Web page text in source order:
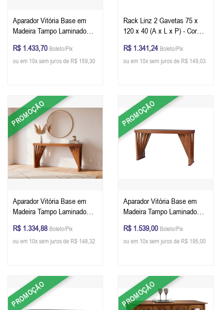
Aparador Vitória Base em
Madeira Tampo Laminado
Pinhão
R$ 1.433,70 Boleto/Pix
ou em 10x sem juros de R$ 159,30
Rack Linz 2 Gavetas 75 x
120 x 40 (A x L x P) - Cor
R$ 1.341,24 Boleto/Pix
ou em 10x sem juros de R$ 149,03
PROMOÇÃO
Aparador Vitória Base em
Madeira Tampo Laminado
Pinhão
R$ 1.334,88 Boleto/Pix
ou em 10x sem juros de R$ 148,32
PROMOÇÃO
Aparador Vitória Base em
Madeira Tampo Laminado
Pinhão
R$ 1.539,00 Boleto/Pix
ou em 10x sem juros de R$ 195,00
PROMOÇÃO PROMOÇÃO